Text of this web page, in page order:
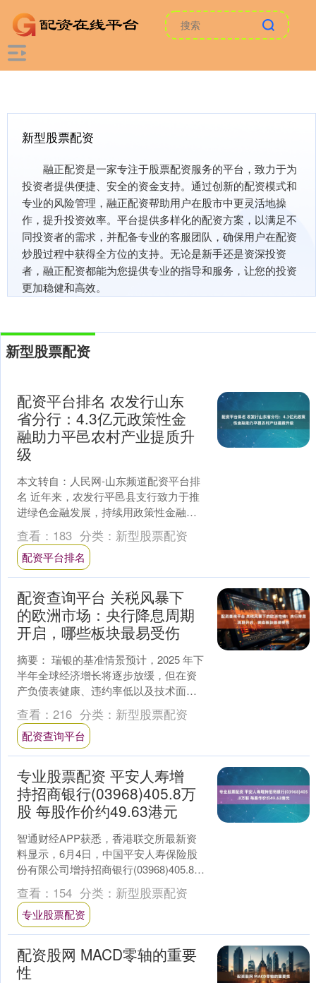
新型股票配资
融正配资是一家专注于股票配资服务的平台，致力于为
投资者提供便捷、安全的资金支持。通过创新的配资模式和
专业的风险管理，融正配资帮助用户在股市中更灵活地操
作，提升投资效率。平台提供多样化的配资方案，以满足不
同投资者的需求，并配备专业的客服团队，确保用户在配资
炒股过程中获得全方位的支持。无论是新手还是资深投资
者，融正配资都能为您提供专业的指导和服务，让您的投资
更加稳健和高效。
新型股票配资
配资平台排名 农发行山东
省分行：4.3亿元政策性金
融助力平邑农村产业提质升
级
本文转自：人民网-山东频道配资平台排
名 近年来，农发行平邑县支行致力于推
进绿色金融发展，持续用政策性金融
的“金钥匙”打开农业产业提质升级的“大
门”。近期，该行获....
查看： 183 分类： 新型股票配资
配资平台排名
配资查询平台 关税风暴下
的欧洲市场：央行降息周期
开启，哪些板块最易受伤
摘要： 瑞银的基准情景预计，2025 年下
半年全球经济增长将逐步放缓，但在资
产负债表健康、违约率低以及技术面支
撑的情况下，利差将保持区间波动(预计
2025 年....
查看： 216 分类： 新型股票配资
配资查询平台
专业股票配资 平安人寿增
持招商银行(03968)405.8万
股 每股作价约49.63港元
智通财经APP获悉，香港联交所最新资
料显示，6月4日，中国平安人寿保险股
份有限公司增持招商银行(03968)405.8万
股，每股作价49.6294港元，总金额约....
查看： 154 分类： 新型股票配资
专业股票配资
配资股网 MACD零轴的重要
性